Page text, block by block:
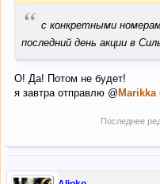
“ с конкретными
последний день акции в
О! Да! Потом не будет!
я завтра отправлю @ Marikka
Последнее